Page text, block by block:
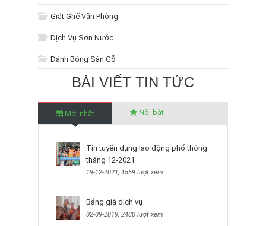
Giặt Ghế Văn Phòng
Dịch Vụ Sơn Nước
Đánh Bóng Sàn Gỗ
BÀI VIẾT TIN TỨC
Mới nhất Nổi bật
Tin tuyển dụng lao động phổ thông
tháng 12-2021
19-12-2021, 1559 lượt xem
Bảng giá dịch vụ
02-09-2019, 2480 lượt xem